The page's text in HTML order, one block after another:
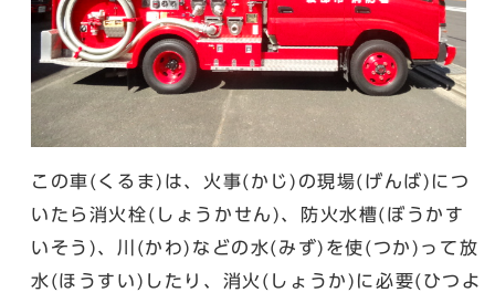
この車(くるま)は、火事(かじ)の現場(げんば)につ
いたら消火栓(しょうかせん)、防火水槽(ぼうかす
いそう)、川(かわ)などの水(みず)を使(つか)って放
水(ほうすい)したり、消火(しょうか)に必要(ひつよ